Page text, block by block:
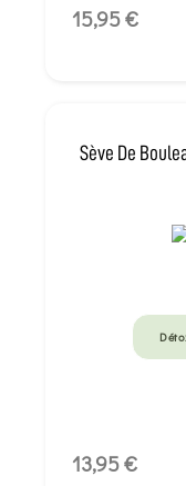
15,95 €
Sève De
13,95 €